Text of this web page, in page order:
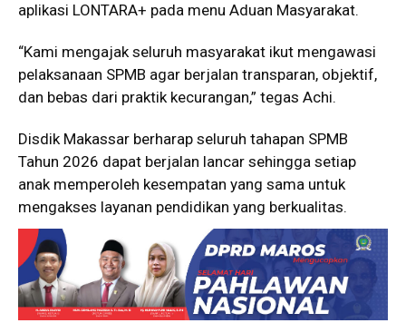
aplikasi LONTARA+ pada menu Aduan Masyarakat.
“Kami mengajak seluruh masyarakat ikut mengawasi
pelaksanaan SPMB agar berjalan transparan, objektif,
dan bebas dari praktik kecurangan,” tegas Achi.
Disdik Makassar berharap seluruh tahapan SPMB
Tahun 2026 dapat berjalan lancar sehingga setiap
anak memperoleh kesempatan yang sama untuk
mengakses layanan pendidikan yang berkualitas.